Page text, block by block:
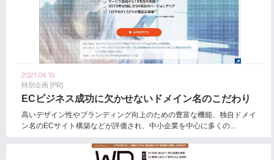
2021.04.19
特別企画 [PR]
ECビジネス成功に欠かせないドメイン名のこだわり
高いデザイン性やブランディング向上のための豊富な機能、独自ドメイ
ン名のECサイト構築などが評価され、中小企業を中心に多くの...